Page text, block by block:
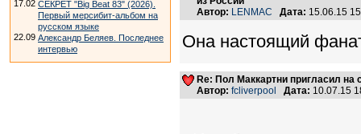
17.02 СЕКРЕТ "Big Beat 83" (2026).
Первый мерсибит-альбом на
русском языке
22.09 Александр Беляев. Последнее
интервью
Автор: LENMAC Дата: 15.06.15
Она настоящий
Re: Пол Маккартни пригласил
Автор: fcliverpool Дата: 10.07.15